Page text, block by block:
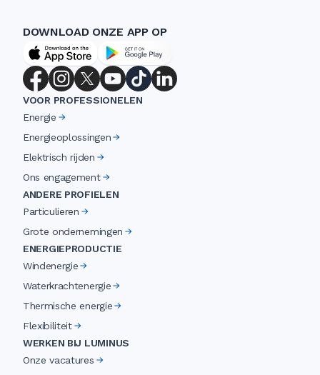
DOWNLOAD ONZE APP OP
VOOR PROFESSIONELEN
Energie
Energieoplossingen
Elektrisch rijden
Ons engagement
ANDERE PROFIELEN
Particulieren
Grote ondernemingen
ENERGIEPRODUCTIE
Windenergie
Waterkrachtenergie
Thermische energie
Flexibiliteit
WERKEN BIJ LUMINUS
Onze vacatures